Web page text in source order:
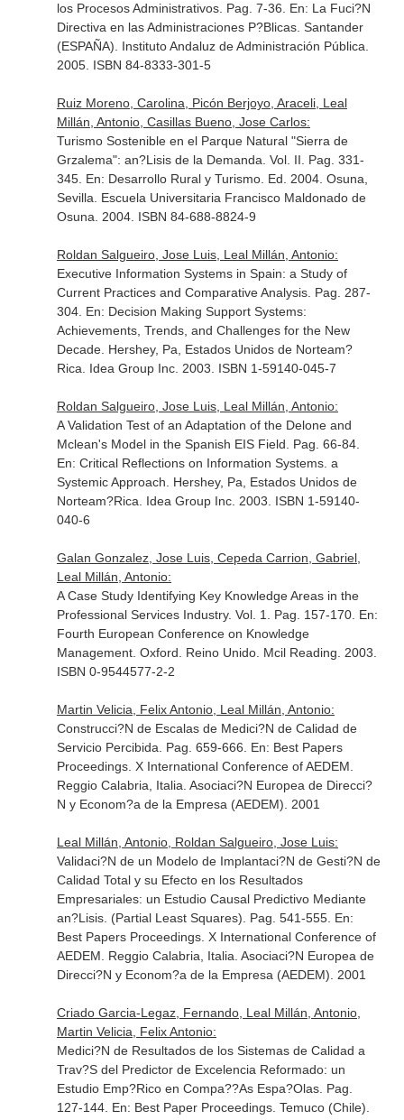
los Procesos Administrativos. Pag. 7-36. En: La Fuci?N
Directiva en las Administraciones P?Blicas. Santander
(ESPAÑA). Instituto Andaluz de Administración Pública.
2005. ISBN 84-8333-301-5
Ruiz Moreno, Carolina, Picón Berjoyo, Araceli, Leal
Millán, Antonio, Casillas Bueno, Jose Carlos:
Turismo Sostenible en el Parque Natural "Sierra de
Grzalema": an?Lisis de la Demanda. Vol. II. Pag. 331-
345. En: Desarrollo Rural y Turismo. Ed. 2004. Osuna,
Sevilla. Escuela Universitaria Francisco Maldonado de
Osuna. 2004. ISBN 84-688-8824-9
Roldan Salgueiro, Jose Luis, Leal Millán, Antonio:
Executive Information Systems in Spain: a Study of
Current Practices and Comparative Analysis. Pag. 287-
304. En: Decision Making Support Systems:
Achievements, Trends, and Challenges for the New
Decade. Hershey, Pa, Estados Unidos de Norteam?
Rica. Idea Group Inc. 2003. ISBN 1-59140-045-7
Roldan Salgueiro, Jose Luis, Leal Millán, Antonio:
A Validation Test of an Adaptation of the Delone and
Mclean's Model in the Spanish EIS Field. Pag. 66-84.
En: Critical Reflections on Information Systems. a
Systemic Approach . Hershey, Pa, Estados Unidos de
Norteam?Rica. Idea Group Inc. 2003. ISBN 1-59140-
040-6
Galan Gonzalez, Jose Luis, Cepeda Carrion, Gabriel,
Leal Millán, Antonio:
A Case Study Identifying Key Knowledge Areas in the
Professional Services Industry. Vol. 1. Pag. 157-170. En:
Fourth European Conference on Knowledge
Management. Oxford. Reino Unido. Mcil Reading. 2003.
ISBN 0-9544577-2-2
Martin Velicia, Felix Antonio, Leal Millán, Antonio:
Construcci?N de Escalas de Medici?N de Calidad de
Servicio Percibida. Pag. 659-666. En: Best Papers
Proceedings. X International Conference of AEDEM
Reggio Calabria, Italia. Asociaci?N Europea de Direcci?
N y Econom?a de la Empresa (AEDEM). 2001
Leal Millán, Antonio, Roldan Salgueiro, Jose Luis:
Validaci?N de un Modelo de Implantaci?N de Gesti?N de
Calidad Total y su Efecto en los Resultados
Empresariales: un Estudio Causal Predictivo Mediante
an?Lisis. (Partial Least Squares). Pag. 541-555. En:
Best Papers Proceedings. X International Conference of
AEDEM . Reggio Calabria, Italia. Asociaci?N Europea de
Direcci?N y Econom?a de la Empresa (AEDEM). 2001
Criado Garcia-Legaz, Fernando, Leal Millán, Antonio,
Martin Velicia, Felix Antonio:
Medici?N de Resultados de los Sistemas de Calidad a
Trav?S del Predictor de Excelencia Reformado: un
Estudio Emp?Rico en Compa??As Espa?Olas. Pag.
127-144. En: Best Paper Proceedings. Temuco (Chile).